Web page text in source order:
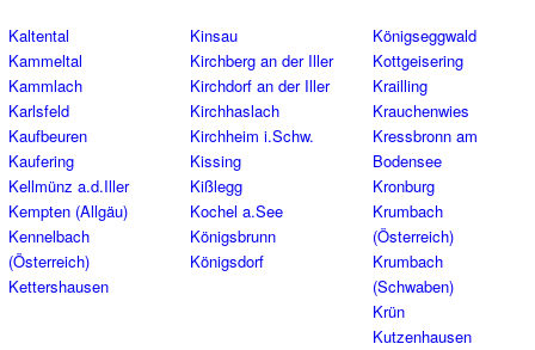
Kaltental
Kammeltal
Kammlach
Karlsfeld
Kaufbeuren
Kaufering
Kellmünz a.d.Iller
Kempten (Allgäu)
Kennelbach
(Österreich)
Kettershausen
Kinsau
Kirchberg an der Iller
Kirchdorf an der Iller
Kirchhaslach
Kirchheim i.Schw.
Kissing
Kißlegg
Kochel a.See
Königsbrunn
Königsdorf
Königseggwald
Kottgeisering
Krailling
Krauchenwies
Kressbronn am
Bodensee
Kronburg
Krumbach
(Österreich)
Krumbach
(Schwaben)
Krün
Kutzenhausen